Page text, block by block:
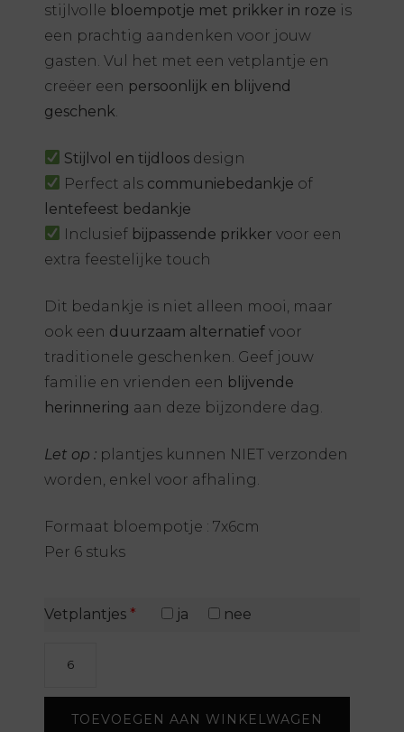
stijlvolle bloempotje met prikker in roze is
een prachtig aandenken voor jouw
gasten. Vul het met een vetplantje en
creëer een persoonlijk en blijvend
geschenk
Stijlvol en tijdloos design
Perfect als communiebedankje of
lentefeest bedankje
Inclusief bijpassende prikker voor een
extra feestelijke touch
Dit bedankje is niet alleen mooi, maar
ook een duurzaam alternatief voor
traditionele geschenken. Geef jouw
familie en vrienden een blijvende
herinnering aan deze bijzondere dag.
Let op : plantjes kunnen NIET verzonden
worden, enkel voor afhaling.
Formaat bloempotje : 7x6cm
Per 6 stuks
Vetplantjes * ja nee
TOEVOEGEN AAN WINKELWAGEN